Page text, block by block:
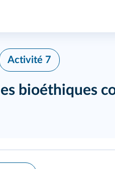
Activité 7
bioéthiques